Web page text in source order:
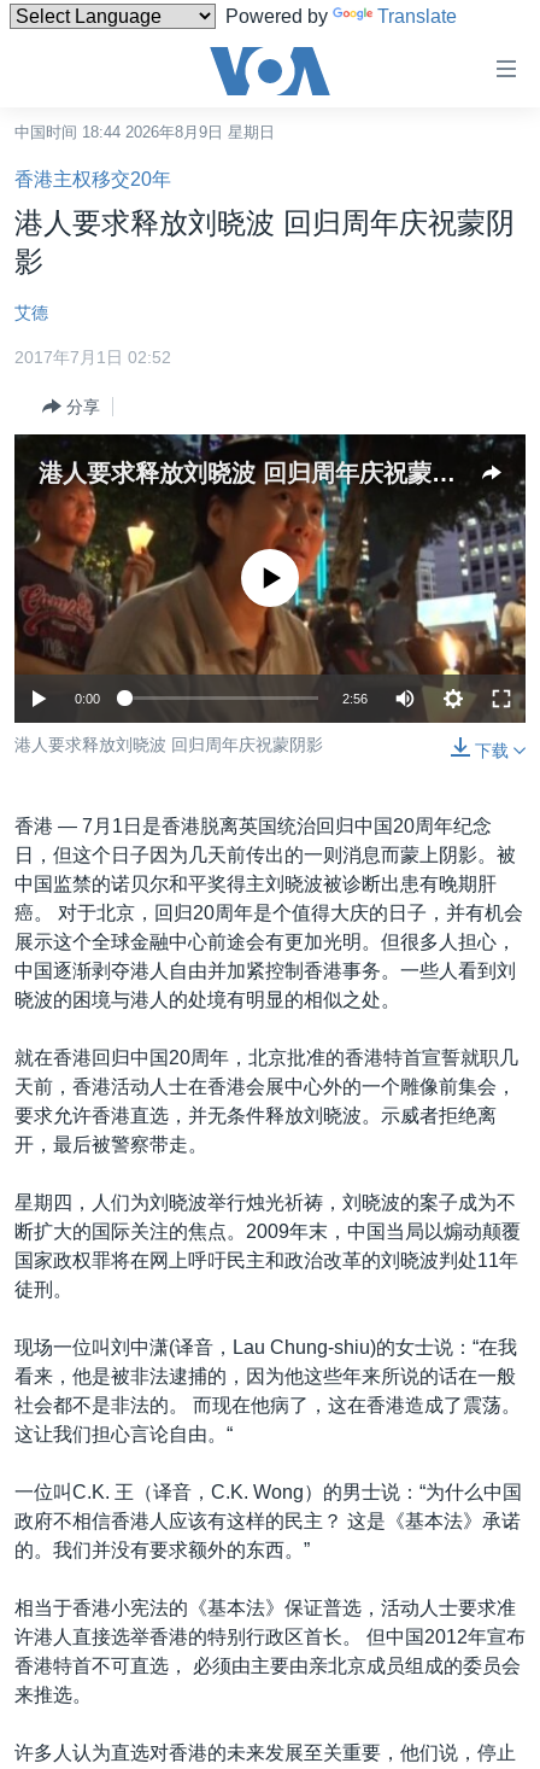
Powered by Translate
碍
链
接
跳
转
内
容
到
跳
转
索
中国
最新国际新闻
印太
中东
欧洲
非洲
美洲
全球议题
分类新闻
经济·金融·贸易
人权·法律·宗教
科教·文娱·体健
军事
劳工
环境
美中关系
热点专题
白宫要闻
国会报道
美中关系
美国建国250周年
埃博拉疫情
台海两岸关系
南中国海争端
关注西藏
关注新疆
VOA视频
VOA今日焦点
中文广播
关注我们
其他语言网站
中国时间 18:44 2026年8月9日 星期日
香港主权移交20年
港人要求释放刘晓波 回归周年庆祝蒙阴
影
艾德
2017年7月1日 02:52
分享
港人要求释放刘晓波 回归周年庆祝蒙阴影
没有媒体可用资源
0:00 2:56
下载
港人要求释放刘晓波 回归周年庆祝蒙阴影
香港 — 7月1日是香港脱离英国统治回归中国20周年纪念
日，但这个日子因为几天前传出的一则消息而蒙上阴影。被
中国监禁的诺贝尔和平奖得主刘晓波被诊断出患有晚期肝
癌。 对于北京，回归20周年是个值得大庆的日子，并有机会
展示这个全球金融中心前途会有更加光明。但很多人担心，
中国逐渐剥夺港人自由并加紧控制香港事务。一些人看到刘
晓波的困境与港人的处境有明显的相似之处。
就在香港回归中国20周年，北京批准的香港特首宣誓就职几
天前，香港活动人士在香港会展中心外的一个雕像前集会，
要求允许香港直选，并无条件释放刘晓波。示威者拒绝离
开，最后被警察带走。
星期四，人们为刘晓波举行烛光祈祷，刘晓波的案子成为不
断扩大的国际关注的焦点。2009年末，中国当局以煽动颠覆
国家政权罪将在网上呼吁民主和政治改革的刘晓波判处11年
徒刑。
现场一位叫刘中潇(译音，Lau Chung-shiu)的女士说：“在我
看来，他是被非法逮捕的，因为他这些年来所说的话在一般
社会都不是非法的。 而现在他病了，这在香港造成了震荡。
这让我们担心言论自由。“
一位叫C.K. 王（译音，C.K. Wong）的男士说：“为什么中国
政府不相信香港人应该有这样的民主？ 这是《基本法》承诺
的。我们并没有要求额外的东西。”
相当于香港小宪法的《基本法》保证普选，活动人士要求准
许港人直接选举香港的特别行政区首长。 但中国2012年宣布
香港特首不可直选， 必须由主要由亲北京成员组成的委员会
来推选。
许多人认为直选对香港的未来发展至关重要，他们说，停止